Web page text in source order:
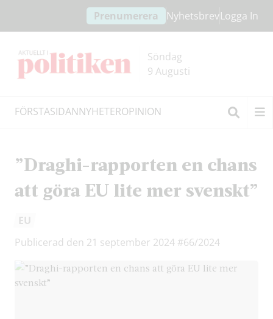
innehållet
headern
Prenumerera NyhetsbrevLogga In
Söndag
9 Augusti
FÖRSTASIDANNYHETEROPINION
”Draghi-rapporten en chans
att göra EU lite mer svenskt”
EU
Publicerad den 21 september 2024 #66/2024